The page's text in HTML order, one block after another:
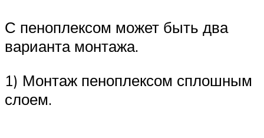
С пеноплексом может быть два
варианта монтажа.
1) Монтаж пеноплексом сплошным
слоем.